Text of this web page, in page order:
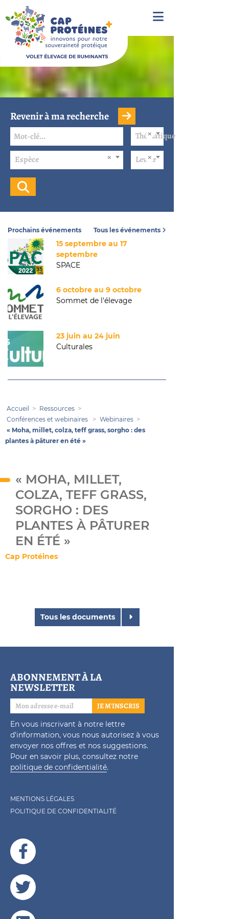
Revenir à ma recherche
Thématique
Espèce Levier
Prochains événements
15 septembre au 17
septembre
SPACE
6 octobre au 9 octobre
Sommet de l'élevage
23 juin au 24 juin
Culturales
Tous les événements
Accueil
Ressources
Conférences et webinaires
Webinaires
« Moha, millet, colza, teff grass, sorgho : des
plantes à pâturer en été »
« MOHA, MILLET,
COLZA, TEFF GRASS,
SORGHO : DES
PLANTES À PÂTURER
EN ÉTÉ »
Cap Protéines
Tous les documents
ABONNEMENT À LA
NEWSLETTER
JE M'INSCRIS
En vous inscrivant à notre lettre
d'information, vous nous autorisez à vous
envoyer nos offres et nos suggestions.
Pour en savoir plus, consultez notre
politique de confidentialité.
MENTIONS LÉGALES
POLITIQUE DE CONFIDENTIALITÉ